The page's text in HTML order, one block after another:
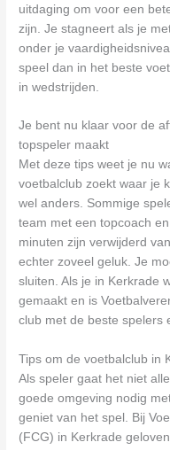
uitdaging om voor een
zijn. Je stagneert als je
onder je
speel dan in het beste
in wedstrijden.
Je bent nu klaar voor de
topspeler maakt
Met deze tips weet je nu
voetbalclub zoekt waar je
wel anders. Sommige
team met een topcoach
minuten zijn verwijderd
echter zoveel geluk. Je
sluiten. Als je in Kerkrade
gemaakt en is
club met de beste spelers
Tips om de voetbalclub in
Als speler gaat het niet
goede omgeving nodig
geniet van het spel. Bij
(FCG) in Kerkrade